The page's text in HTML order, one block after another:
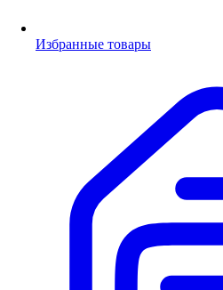
Избранные товары